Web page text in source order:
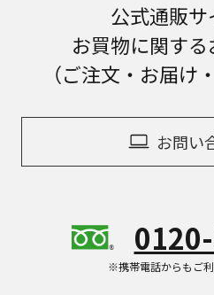
公式通販サ
お買物に関す
（ご注文・お届け
お問い
※携帯電話からもご